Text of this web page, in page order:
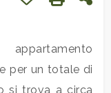
per un totale di
si trova a circa